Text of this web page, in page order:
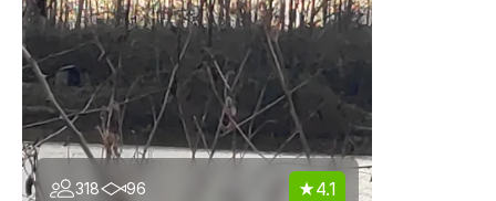
318 96 4.1